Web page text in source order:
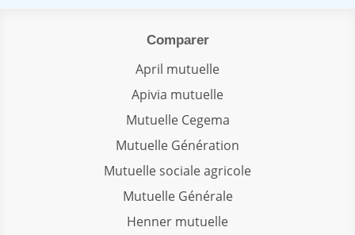
Comparer
April mutuelle
Apivia mutuelle
Mutuelle Cegema
Mutuelle Génération
Mutuelle sociale agricole
Mutuelle Générale
Henner mutuelle